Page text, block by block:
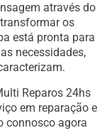
através do
os
está pronta para
necessidades,
Reparos 24hs
em reparação e
connosco agora